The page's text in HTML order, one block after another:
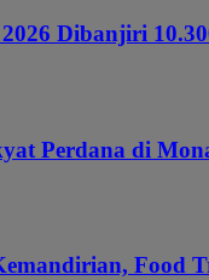
2026 Dibanjiri
Perdana di
Food